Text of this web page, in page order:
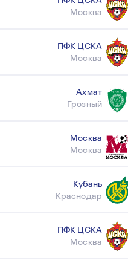
Москва
ПФК ЦСКА
Москва
Ахмат
Грозный
Москва
Москва
Кубань
Краснодар
ПФК ЦСКА
Москва